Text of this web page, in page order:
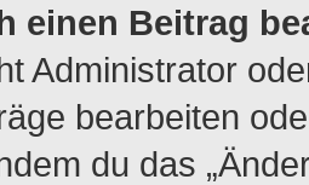
einen Beitrag
Administrator
bearbeiten
du das